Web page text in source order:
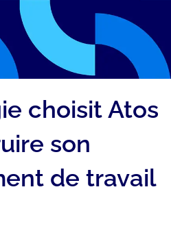
choisit Atos
son
de travail